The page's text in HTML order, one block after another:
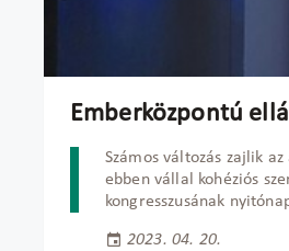
Emberközpontú
Számos változás zajlik
ebben vállal kohéziós
kongresszusának
2023. 04. 20.